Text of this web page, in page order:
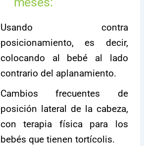
Usando contra
posicionamiento, es decir,
colocando al bebé al lado
contrario del aplanamiento.
Cambios frecuentes de
posición lateral de la cabeza,
con terapia física para los
bebés que tienen tortícolis.